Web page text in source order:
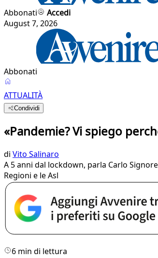
Abbonati
Accedi
August 7, 2026
Abbonati
ATTUALITÀ
Condividi
«Pandemie? Vi spiego
di Vito Salinaro
A 5 anni dal lockdown, parla Carlo
Regioni e le Asl
6 min di lettura